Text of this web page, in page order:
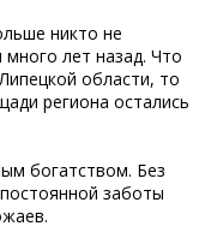
никто не
много лет назад. Что
области, то
региона остались
богатством. Без
заботы